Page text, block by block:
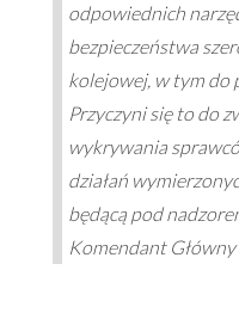
odpowiednich
bezpieczeństwa
kolejowej, w tym do
Przyczyni się to do
wykrywania
działań
będącą pod
Komendant Główny